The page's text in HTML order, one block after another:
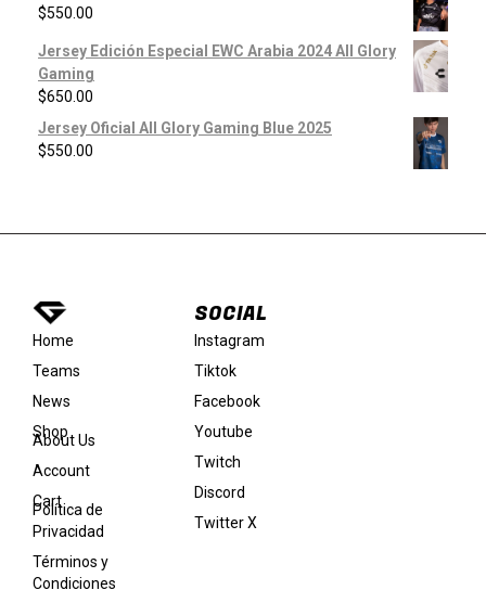
$550.00
Jersey Edición Especial EWC Arabia 2024 All Glory
Gaming
$650.00
Jersey Oficial All Glory Gaming Blue 2025
$550.00
Home
Teams
News
Shop
About Us
Account
Cart
Política de
Privacidad
Términos y
Condiciones
SOCIAL
Instagram
Tiktok
Facebook
Youtube
Twitch
Discord
Twitter X